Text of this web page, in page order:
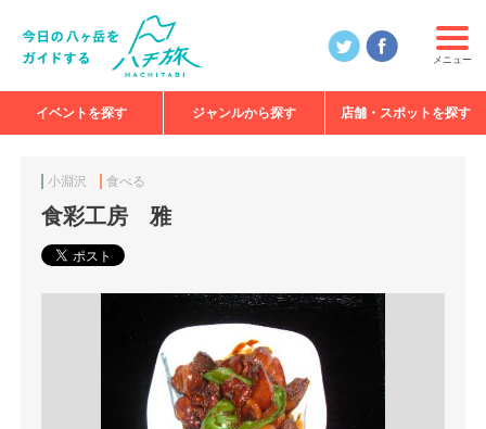
メニュー
イベントを探す ジャンルから探す 店舗・スポットを探す
小淵沢 食べる
食彩工房 雅